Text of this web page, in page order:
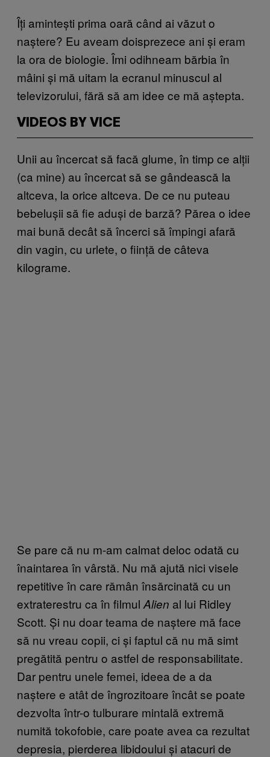
Îți amintești prima oară când ai văzut o
naștere? Eu aveam doisprezece ani și eram
la ora de biologie. Îmi odihneam bărbia în
mâini și mă uitam la ecranul minuscul al
televizorului, fără să am idee ce mă aștepta.
VIDEOS BY VICE
Unii au încercat să facă glume, în timp ce alții
(ca mine) au încercat să se gândească la
altceva, la orice altceva. De ce nu puteau
bebelușii să fie aduși de barză? Părea o idee
mai bună decât să încerci să împingi afară
din vagin, cu urlete, o ființă de câteva
kilograme.
Se pare că nu m-am calmat deloc odată cu
înaintarea în vârstă. Nu mă ajută nici visele
repetitive în care rămân însărcinată cu un
extraterestru ca în filmul Alien al lui Ridley
Scott. Și nu doar teama de naștere mă face
să nu vreau copii, ci și faptul că nu mă simt
pregătită pentru o astfel de responsabilitate.
Dar pentru unele femei, ideea de a da
naștere e atât de îngrozitoare încât se poate
dezvolta într-o tulburare mintală extremă
numită tokofobie, care poate avea ca rezultat
depresia, pierderea libidoului și atacuri de